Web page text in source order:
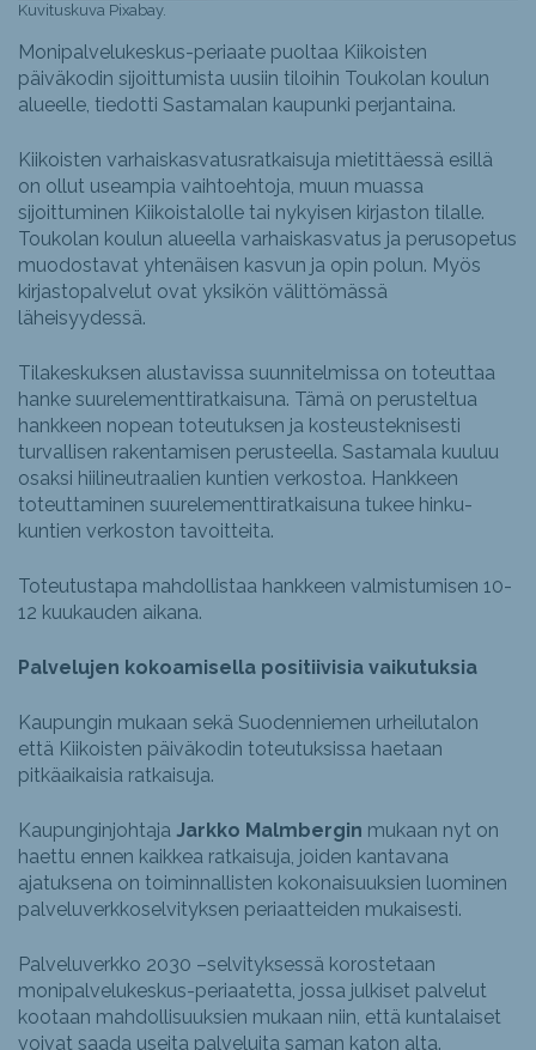
Kuvituskuva Pixabay.
Monipalvelukeskus-periaate puoltaa Kiikoisten
päiväkodin sijoittumista uusiin tiloihin Toukolan koulun
alueelle, tiedotti Sastamalan kaupunki perjantaina.
Kiikoisten varhaiskasvatusratkaisuja mietittäessä esillä
on ollut useampia vaihtoehtoja, muun muassa
sijoittuminen Kiikoistalolle tai nykyisen kirjaston tilalle.
Toukolan koulun alueella varhaiskasvatus ja perusopetus
muodostavat yhtenäisen kasvun ja opin polun. Myös
kirjastopalvelut ovat yksikön välittömässä
läheisyydessä.
Tilakeskuksen alustavissa suunnitelmissa on toteuttaa
hanke suurelementtiratkaisuna. Tämä on perusteltua
hankkeen nopean toteutuksen ja kosteusteknisesti
turvallisen rakentamisen perusteella. Sastamala kuuluu
osaksi hiilineutraalien kuntien verkostoa. Hankkeen
toteuttaminen suurelementtiratkaisuna tukee hinku-
kuntien verkoston tavoitteita.
Toteutustapa mahdollistaa hankkeen valmistumisen 10-
12 kuukauden aikana.
Palvelujen kokoamisella positiivisia vaikutuksia
Kaupungin mukaan sekä Suodenniemen urheilutalon
että Kiikoisten päiväkodin toteutuksissa haetaan
pitkäaikaisia ratkaisuja.
Kaupunginjohtaja Jarkko Malmbergin mukaan nyt on
haettu ennen kaikkea ratkaisuja, joiden kantavana
ajatuksena on toiminnallisten kokonaisuuksien luominen
palveluverkkoselvityksen periaatteiden mukaisesti.
Palveluverkko 2030 –selvityksessä korostetaan
monipalvelukeskus-periaatetta, jossa julkiset palvelut
kootaan mahdollisuuksien mukaan niin, että kuntalaiset
voivat saada useita palveluita saman katon alta.